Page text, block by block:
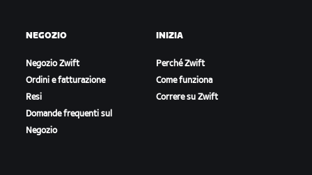
NEGOZIO
Negozio Zwift
Ordini e fatturazione
Resi
Domande frequenti sul
Negozio
INIZIA
Perché Zwift
Come funziona
Correre su Zwift